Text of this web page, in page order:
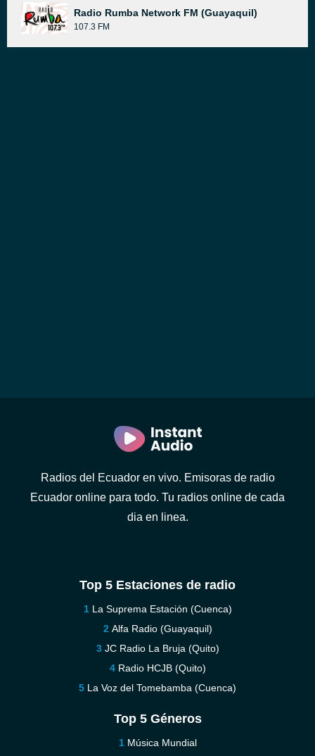
Radio Rumba Network FM (Guayaquil)
107.3 FM
Radios del Ecuador en vivo. Emisoras de radio
Ecuador online para todo. Tu radios online de cada
dia en linea.
Top 5 Estaciones de radio
La Suprema Estación (Cuenca)
Alfa Radio (Guayaquil)
JC Radio La Bruja (Quito)
Radio HCJB (Quito)
La Voz del Tomebamba (Cuenca)
Top 5 Géneros
Música Mundial